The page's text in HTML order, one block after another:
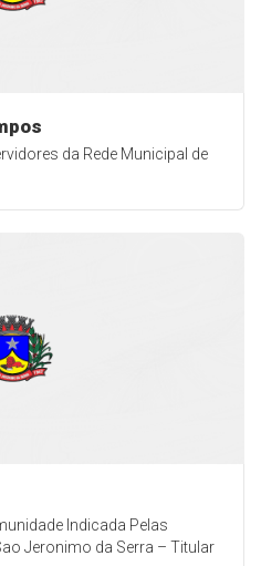
da Rede Municipal de
Indicada Pelas
Jeronimo da Serra – Titular